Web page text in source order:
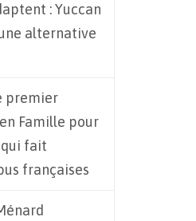
: Yuccan
alternative
premier
Famille pour
fait
françaises